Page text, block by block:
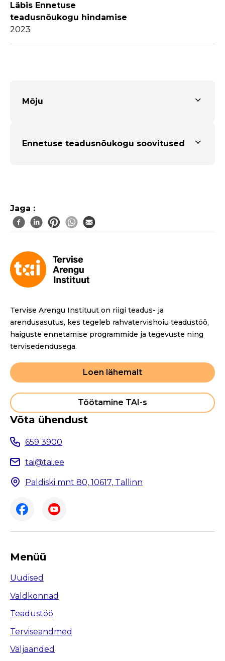
Läbis Ennetuse
teadusnõukogu hindamise
2023
Mõju
Ennetuse teadusnõukogu soovitused
Jaga
Tervise Arengu Instituut on riigi teadus- ja
arendusasutus, kes tegeleb rahvatervishoiu teadustöö,
haiguste ennetamise programmide ja tegevuste ning
tervisedendusega.
Loen lähemalt
Töötamine TAI-s
Võta ühendust
659 3900
tai@tai.ee
Paldiski mnt 80, 10617, Tallinn
Menüü
Uudised
Valdkonnad
Teadustöö
Terviseandmed
Väljaanded